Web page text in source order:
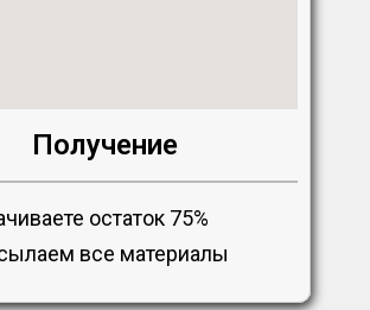
Получение
остаток 75%
все материалы